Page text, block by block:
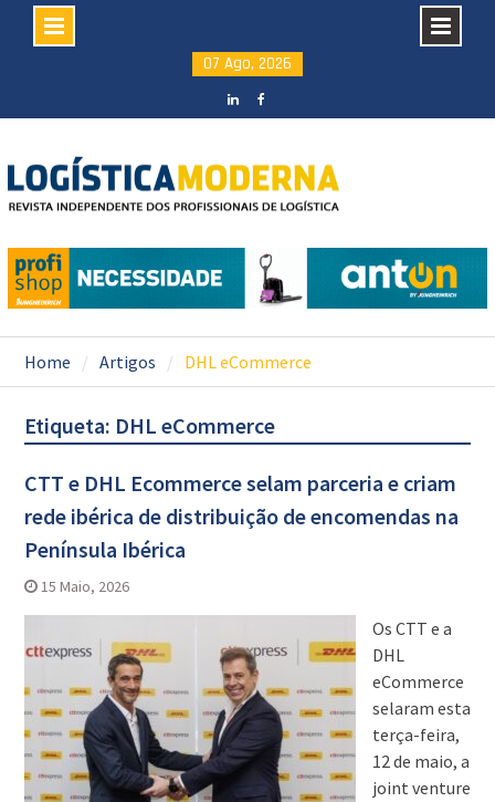
content
07 Ago, 2026
Home Artigos DHL eCommerce
Etiqueta: DHL eCommerce
CTT e DHL Ecommerce selam parceria e criam
rede ibérica de distribuição de encomendas na
Península Ibérica
15 Maio, 2026
Os CTT e a
DHL
eCommerce
selaram esta
terça-feira,
12 de maio, a
joint venture